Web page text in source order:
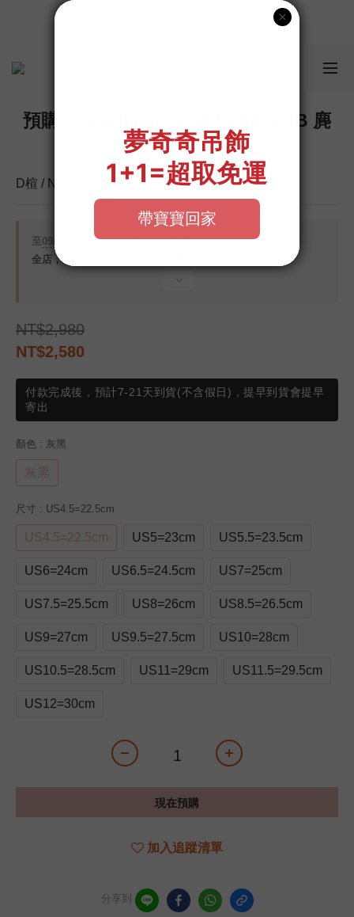
📣如果遇到結帳沒有反應，請另開瀏覽器 (不要直接從ig連結網站
歡迎光臨૮⍝• ᴥ •⍝ა 新品請追蹤官方INSTAGRAM
📣如果遇到結帳沒有反應，請另開瀏覽器 (不要直接從ig連結網站
預購┃new balance 327 U327LNB 麂
皮 灰黑 復古鞋
D楦 / New Balance / 復古 / 百搭
至09/08 16:00 截止全店，八月放暑假，滿 $2500 超商免運
全店，🦦消費滿NT$3800享**台灣超商**免運費
NT$2,980
NT$2,580
付款完成後，預計7-21天到貨(不含假日)，提早到貨會提早
寄出
顏色 : 灰黑
灰黑
尺寸 : US4.5=22.5cm
US4.5=22.5cm US5=23cm US5.5=23.5cm
US6=24cm US6.5=24.5cm US7=25cm
US7.5=25.5cm US8=26cm US8.5=26.5cm
US9=27cm US9.5=27.5cm US10=28cm
US10.5=28.5cm US11=29cm US11.5=29.5cm
US12=30cm
現在預購
加入追蹤清單
分享到